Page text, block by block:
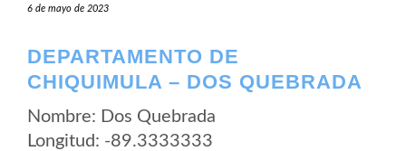
6 de mayo de 2023
DEPARTAMENTO DE
CHIQUIMULA – DOS QUEBRADA
Nombre: Dos Quebrada
Longitud: -89.3333333